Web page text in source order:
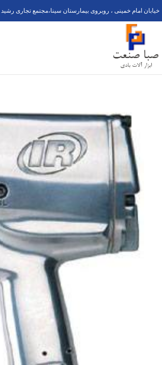
خیابان امام خمینی ، روبروی بیمارستان سینا،مجتمع تجاری رشید 3، طبقه اول ، پلاک 6